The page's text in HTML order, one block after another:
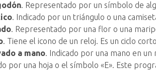
. Representado por un símbolo de
. Indicado por un triángulo o una
. Representado por una flor o una
. Tiene el icono de un reloj. Es un ciclo
a mano. Indicado por una mano en un
por una hoja o el símbolo «E». Este